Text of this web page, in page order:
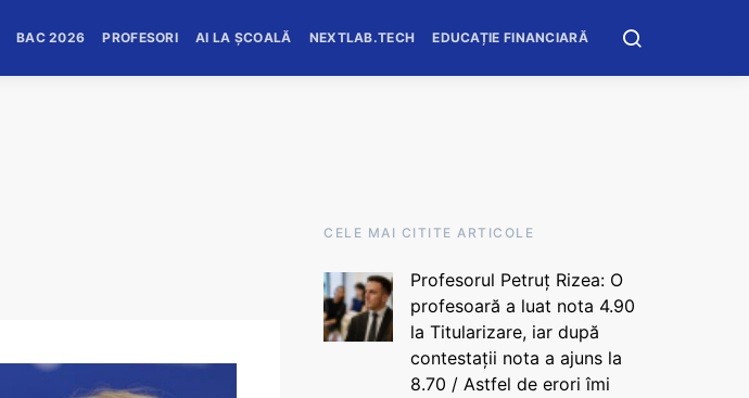
BAC 2026 PROFESORI AI LA ȘCOALĂ NEXTLAB.TECH EDUCAȚIE FINANCIARĂ
CELE MAI CITITE ARTICOLE
Profesorul Petruț Rizea: O
profesoară a luat nota 4.90
la Titularizare, iar după
contestații nota a ajuns la
8.70 / Astfel de erori îmi